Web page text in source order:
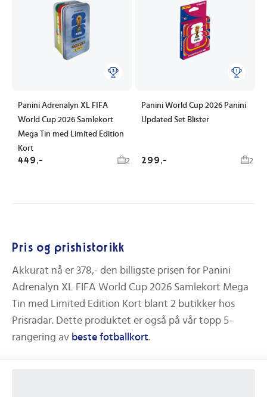
Panini Adrenalyn XL FIFA
World Cup 2026 Samlekort
Mega Tin med Limited Edition
Kort
449,- 2
Panini World Cup 2026 Panini
Updated Set Blister
299,- 2
Pris og prishistorikk
Akkurat nå er 378,- den billigste prisen for Panini
Adrenalyn XL FIFA World Cup 2026 Samlekort Mega
Tin med Limited Edition Kort blant 2 butikker hos
Prisradar. Dette produktet er også på vår topp 5-
rangering av beste fotballkort.